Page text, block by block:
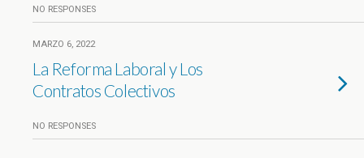
NO RESPONSES
MARZO 6, 2022
La Reforma Laboral y Los
Contratos Colectivos
NO RESPONSES